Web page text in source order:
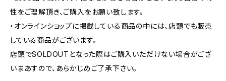
性をご理解頂き、ご購入をお願い致します。
・オンラインショップに掲載している商品の中には、店頭でも販売
している商品がございます。
店頭でSOLDOUTとなった際はご購入いただけない場合がござ
いまあすので、あらかじめご了承下さい。